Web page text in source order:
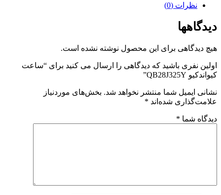
نظرات (0)
دیدگاهها
هیچ دیدگاهی برای این محصول نوشته نشده است.
اولین نفری باشید که دیدگاهی را ارسال می کنید برای “ساعت
کیواندکیو QB28J325Y”
نشانی ایمیل شما منتشر نخواهد شد. بخش‌های موردنیاز
علامت‌گذاری شده‌اند *
دیدگاه شما *